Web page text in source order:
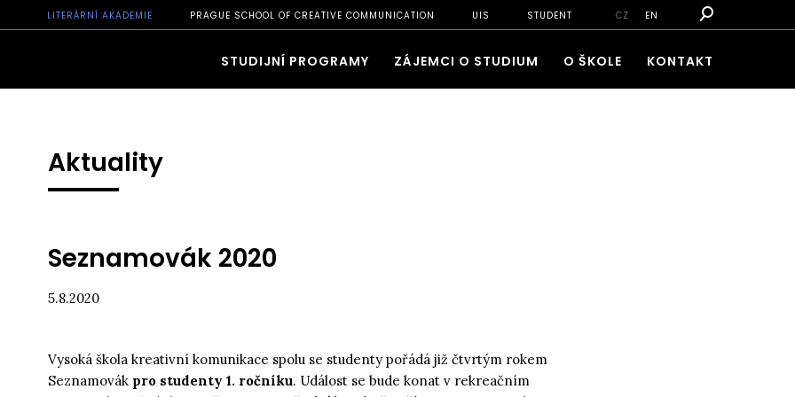
LITERÁRNÍ AKADEMIE PRAGUE SCHOOL OF CREATIVE COMMUNICATION UIS STUDENT CZ EN
STUDIJNÍ PROGRAMY ZÁJEMCI O STUDIUM O ŠKOLE KONTAKT
Aktuality
Seznamovák 2020
5.8.2020
Vysoká škola kreativní komunikace spolu se studenty pořádá již čtvrtým rokem
Seznamovák pro studenty 1. ročníku. Událost se bude konat v rekreačním